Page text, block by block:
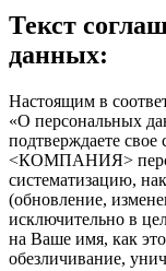
Текст
данных:
Настоящим в
«О персональных
подтверждаете свое
<КОМПАНИЯ>
систематизацию,
(обновление,
исключительно в
на Ваше имя, как
обезличивание,